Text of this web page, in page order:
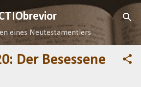
zum Hauptbereich
eines Neutestamentlers
Der Besessene